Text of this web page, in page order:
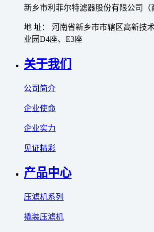
新乡市利菲尔特滤器股份有限公司（
地 址： 河南省新乡市市辖区高新技
业园D4座、E3座
关于我们
公司简介
企业使命
企业实力
见证精彩
产品中心
压滤机系列
撬装压滤机